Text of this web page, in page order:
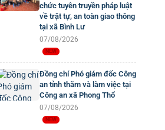
chức tuyên truyền pháp luật
về trật tự, an toàn giao thông
tại xã Bình Lư
07/08/2026
Đồng chí Phó giám đốc Công
an tỉnh thăm và làm việc tại
Công an xã Phong Thổ
07/08/2026